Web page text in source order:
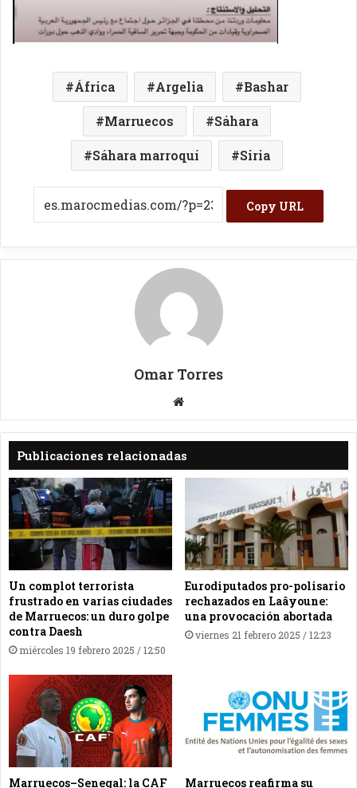
África Argelia Bashar
Marruecos Sáhara
Sáhara marroquí Siria
Copy URL
Omar Torres
web
Publicaciones relacionadas
Un complot terrorista
frustrado en varias ciudades
de Marruecos: un duro golpe
contra Daesh
miércoles 19 febrero 2025 / 12:50
Eurodiputados pro-polisario
rechazados en Laâyoune:
una provocación abortada
viernes 21 febrero 2025 / 12:23
Marruecos–Senegal: la CAF
Marruecos reafirma su